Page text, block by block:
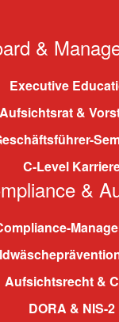
&
Executive
Aufsichtsrat &
C-Level
&
Aufsichtsrecht &
DORA & NIS-2